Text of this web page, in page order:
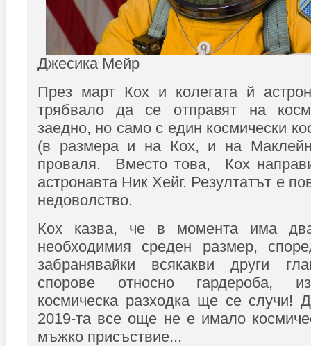
Джесика Мейр
През март Кох и колегата й
трябвало да се отправят на
заедно, но само с един космически
(в размера и на Кох, и на
проваля. Вместо това, Кох
астронавта Ник Хейг. Резултатът е
недоволство.
Кох казва, че в момента има
необходимия среден размер,
забранявайки всякакви други
спорове относно гардероба,
космическа разходка ще се случи!
2019-та все още не е имало
мъжко присъствие...